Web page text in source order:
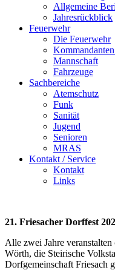
Allgemeine
Jahresrückblick
Feuerwehr
Die Feuerwehr
Mannschaft
Fahrzeuge
Sachbereiche
Atemschutz
Funk
Sanität
Jugend
Senioren
MRAS
Kontakt / Service
Kontakt
Links
21. Friesacher Dorffest
Alle zwei Jahre
Wörth, die Steirische
Dorfgemeinschaft Friesach